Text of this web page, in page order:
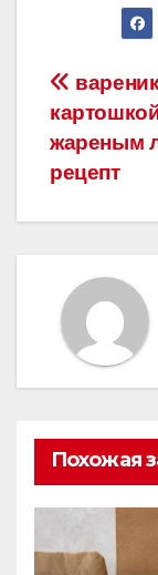
по
жареным
рецепт
Похожая